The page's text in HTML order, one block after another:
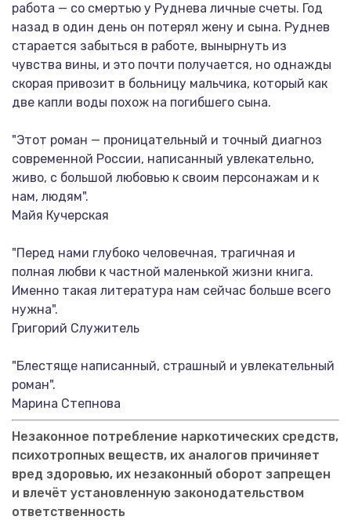
работа — со смертью у Руднева личные счеты. Год
назад в один день он потерял жену и сына. Руднев
старается забыться в работе, вынырнуть из
чувства вины, и это почти получается, но однажды
скорая привозит в больницу мальчика, который как
две капли воды похож на погибшего сына.
"Этот роман — проницательный и точный диагноз
современной России, написанный увлекательно,
живо, с большой любовью к своим персонажам и к
нам, людям".
Майя Кучерская
"Перед нами глубоко человечная, трагичная и
полная любви к частной маленькой жизни книга.
Именно такая литература нам сейчас больше всего
нужна".
Григорий Служитель
"Блестяще написанный, страшный и увлекательный
роман".
Марина Степнова
Незаконное потребление наркотических средств,
психотропных веществ, их аналогов причиняет
вред здоровью, их незаконный оборот запрещен
и влечёт установленную законодательством
ответственность